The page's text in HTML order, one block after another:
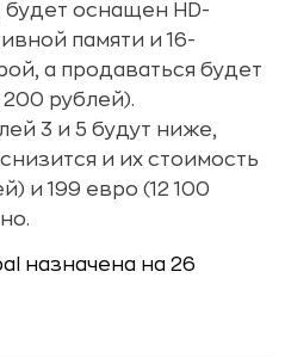
оснащен HD-
памяти и 16-
а продаваться будет
рублей).
3 и 5 будут ниже,
и их стоимость
и 199 евро (12 100
назначена на 26